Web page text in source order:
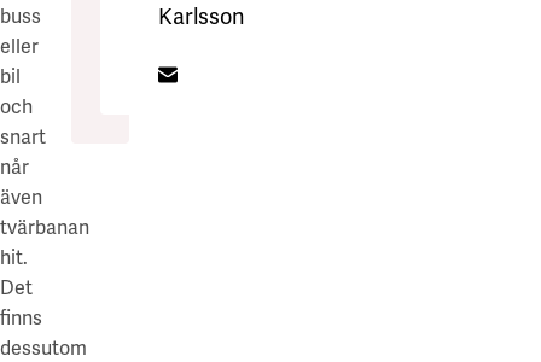
buss
eller
bil
och
snart
når
även
tvärbanan
hit.
Det
finns
dessutom
Karlsson